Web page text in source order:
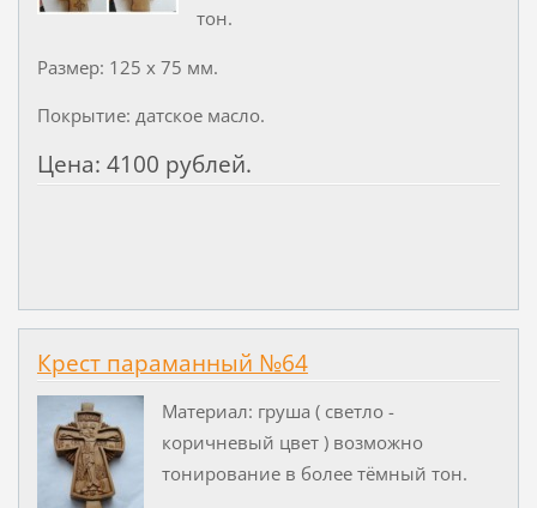
тон.
Размер: 125 х 75 мм.
Покрытие: датское масло.
Цена: 4100 рублей.
Крест параманный №64
Материал: груша ( светло -
коричневый цвет ) возможно
тонирование в более тёмный тон.